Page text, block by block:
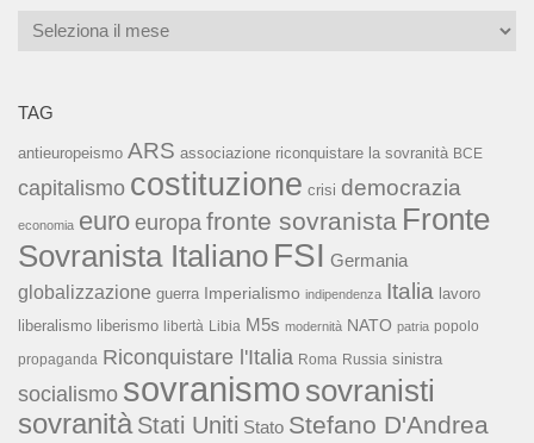
Archivi
TAG
antieuropeismo ARS associazione riconquistare la sovranità BCE
capitalismo costituzione crisi democrazia
economia euro europa fronte sovranista Fronte
Sovranista Italiano FSI Germania
globalizzazione guerra Imperialismo indipendenza Italia lavoro
liberalismo liberismo libertà Libia M5s modernità NATO patria popolo
propaganda Riconquistare l'Italia Roma Russia sinistra
socialismo sovranismo sovranisti
sovranità Stati Uniti Stato Stefano D'Andrea